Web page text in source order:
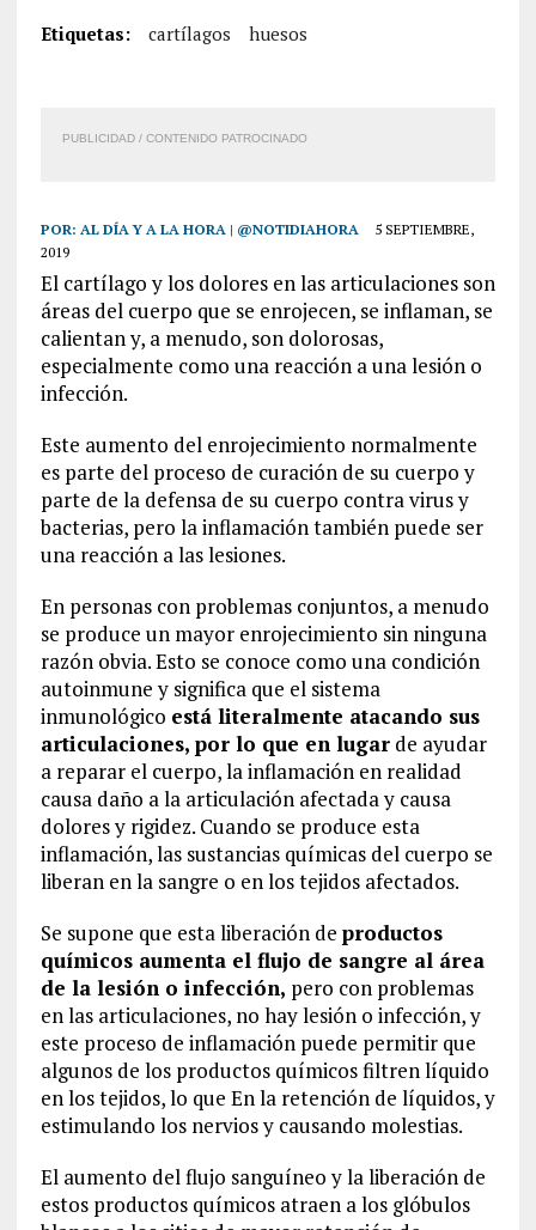
Etiquetas: cartílagos huesos
PUBLICIDAD / CONTENIDO PATROCINADO
POR: AL DÍA Y A LA HORA | @NOTIDIAHORA
5 SEPTIEMBRE,
2019
El cartílago y los dolores en las articulaciones son
áreas del cuerpo que se enrojecen, se inflaman, se
calientan y, a menudo, son dolorosas,
especialmente como una reacción a una lesión o
infección.
Este aumento del enrojecimiento normalmente
es parte del proceso de curación de su cuerpo y
parte de la defensa de su cuerpo contra virus y
bacterias, pero la inflamación también puede ser
una reacción a las lesiones.
En personas con problemas conjuntos, a menudo
se produce un mayor enrojecimiento sin ninguna
razón obvia. Esto se conoce como una condición
autoinmune y significa que el sistema
inmunológico está literalmente atacando sus
articulaciones, por lo que en lugarde ayudar
a reparar el cuerpo, la inflamación en realidad
causa daño a la articulación afectada y causa
dolores y rigidez. Cuando se produce esta
inflamación, las sustancias químicas del cuerpo se
liberan en la sangre o en los tejidos afectados.
Se supone que esta liberación de productos
químicos aumenta el flujo de sangre al área
de la lesión o infección, pero con problemas
en las articulaciones, no hay lesión o infección, y
este proceso de inflamación puede permitir que
algunos de los productos químicos filtren líquido
en los tejidos, lo que En la retención de líquidos, y
estimulando los nervios y causando molestias.
El aumento del flujo sanguíneo y la liberación de
estos productos químicos atraen a los glóbulos